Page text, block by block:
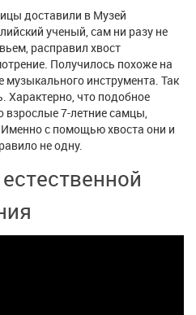
доставили в Музей
ученый, сам ни разу не
расправил хвост
Получилось похоже на
музыкального инструмента. Так
Характерно, что подобное
взрослые 7-летние самцы,
с помощью хвоста они и
не одну.